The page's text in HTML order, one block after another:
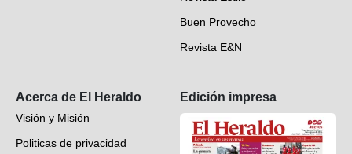
Buen Provecho
Revista E&N
Acerca de El Heraldo
Visión y Misión
Politicas de privacidad
Edición impresa